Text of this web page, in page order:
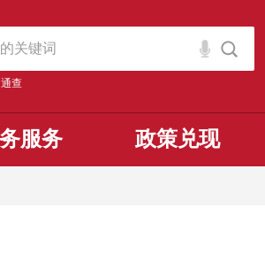
查
服务 政策兑现